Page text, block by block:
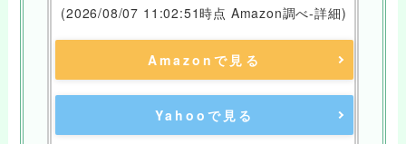
(2026/08/07 11:02:51時点 Amazon調べ-詳細)
Amazonで見る
Yahooで見る